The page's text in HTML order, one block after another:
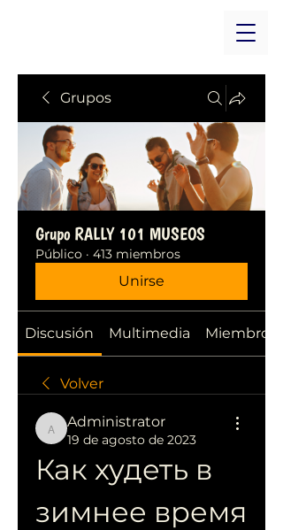
Grupos
Grupo RALLY 101 MUSEOS
Público · 413 miembros
Unirse
Discusión Multimedia Miembros
Volver
Administrator
Administrator
19 de agosto de 2023
Как худеть в
зимнее время